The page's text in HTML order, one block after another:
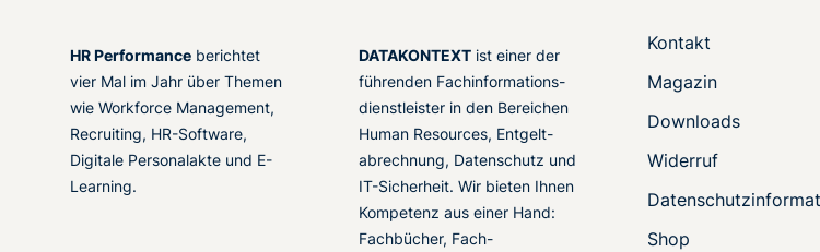
HR Performance berichtet
vier Mal im Jahr über Themen
wie Workforce Management,
Recruiting, HR-Software,
Digitale Personalakte und E-
Learning.
DATAKONTEXT ist einer der
führenden Fachinformations-
dienstleister in den Bereichen
Human Resources, Entgelt-
abrechnung, Datenschutz und
IT-Sicherheit. Wir bieten Ihnen
Kompetenz aus einer Hand:
Fachbücher, Fach-
Kontakt
Magazin
Downloads
Widerruf
Shop